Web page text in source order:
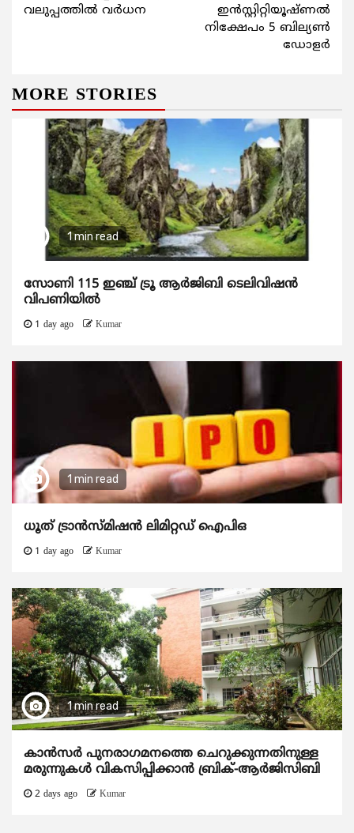
വലുപ്പത്തില്‍ വര്‍ധന
ഇന്‍സ്റ്റിറ്റിയൂഷ്ണല്‍
നിക്ഷേപം 5 ബില്യണ്‍
ഡോളര്‍
MORE STORIES
1 min read
സോണി 115 ഇഞ്ച് ട്രൂ ആർജിബി ടെലിവിഷൻ
വിപണിയിൽ
1 day ago Kumar
1 min read
ധൂത് ട്രാൻസ്മിഷൻ ലിമിറ്റഡ് ഐപിഒ
1 day ago Kumar
1 min read
കാന്‍സര്‍ പുനരാഗമനത്തെ ചെറുക്കുന്നതിനുള്ള
മരുന്നുകള്‍ വികസിപ്പിക്കാന്‍ ബ്രിക്-ആര്‍ജിസിബി
2 days ago Kumar